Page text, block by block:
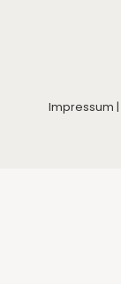
Impressum |